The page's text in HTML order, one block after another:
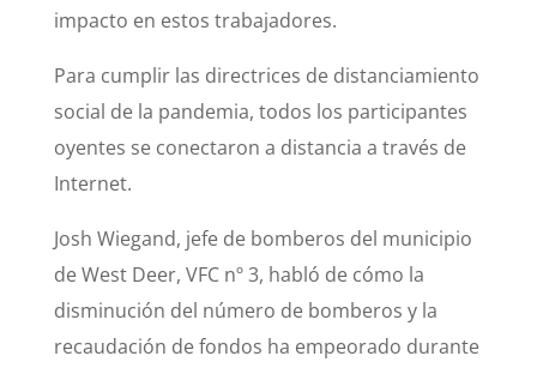
impacto en estos trabajadores.
Para cumplir las directrices de distanciamiento
social de la pandemia, todos los participantes
oyentes se conectaron a distancia a través de
Internet.
Josh Wiegand, jefe de bomberos del municipio
de West Deer, VFC nº 3, habló de cómo la
disminución del número de bomberos y la
recaudación de fondos ha empeorado durante